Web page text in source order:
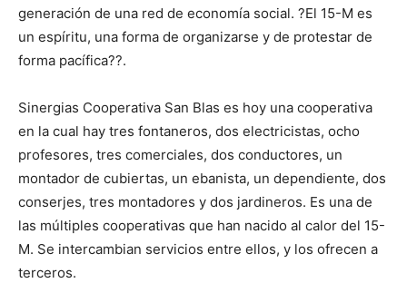
generación de una red de economía social. ?El 15-M es
un espíritu, una forma de organizarse y de protestar de
forma pacífica??.
Sinergias Cooperativa San Blas es hoy una cooperativa
en la cual hay tres fontaneros, dos electricistas, ocho
profesores, tres comerciales, dos conductores, un
montador de cubiertas, un ebanista, un dependiente, dos
conserjes, tres montadores y dos jardineros. Es una de
las múltiples cooperativas que han nacido al calor del 15-
M. Se intercambian servicios entre ellos, y los ofrecen a
terceros.